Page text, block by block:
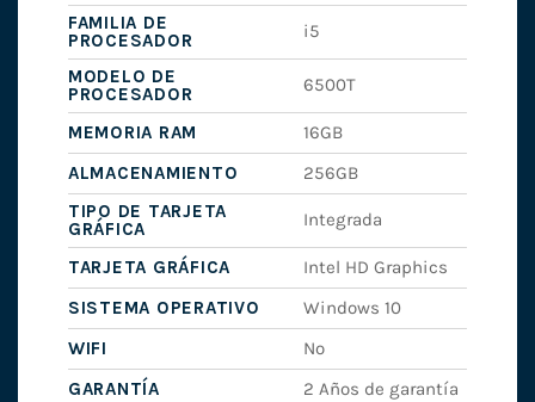
FAMILIA DE
PROCESADOR
i5
MODELO DE
PROCESADOR
6500T
MEMORIA RAM
16GB
ALMACENAMIENTO
256GB
TIPO DE TARJETA
GRÁFICA
Integrada
TARJETA GRÁFICA
Intel HD Graphics
SISTEMA OPERATIVO
Windows 10
WIFI
No
GARANTÍA
2 Años de garantía